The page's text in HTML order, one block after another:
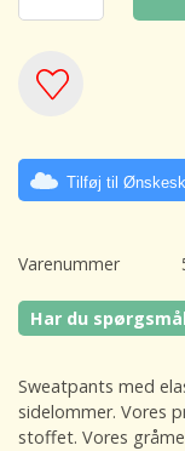
Tilføj til
Varenummer
Har du
Sweatpants med
sidelommer. Vores
stoffet. Vores